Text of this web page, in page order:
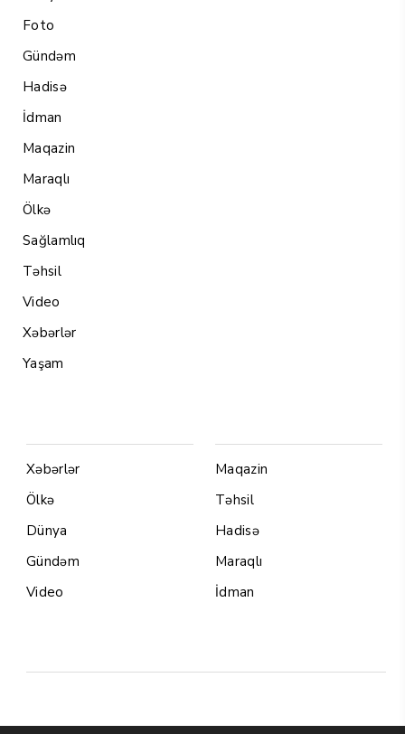
Foto
Gündəm
Hadisə
İdman
Maqazin
Maraqlı
Ölkə
Sağlamlıq
Təhsil
Video
Xəbərlər
Yaşam
Xəbərlər
Ölkə
Dünya
Gündəm
Video
Maqazin
Təhsil
Hadisə
Maraqlı
İdman